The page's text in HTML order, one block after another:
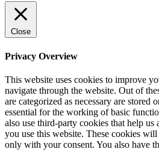
Close
Privacy Overview
This website uses cookies to improve
navigate through the website. Out of
are categorized as necessary are stored
essential for the working of basic
also use third-party cookies that help us
you use this website. These cookies
only with your consent. You also have